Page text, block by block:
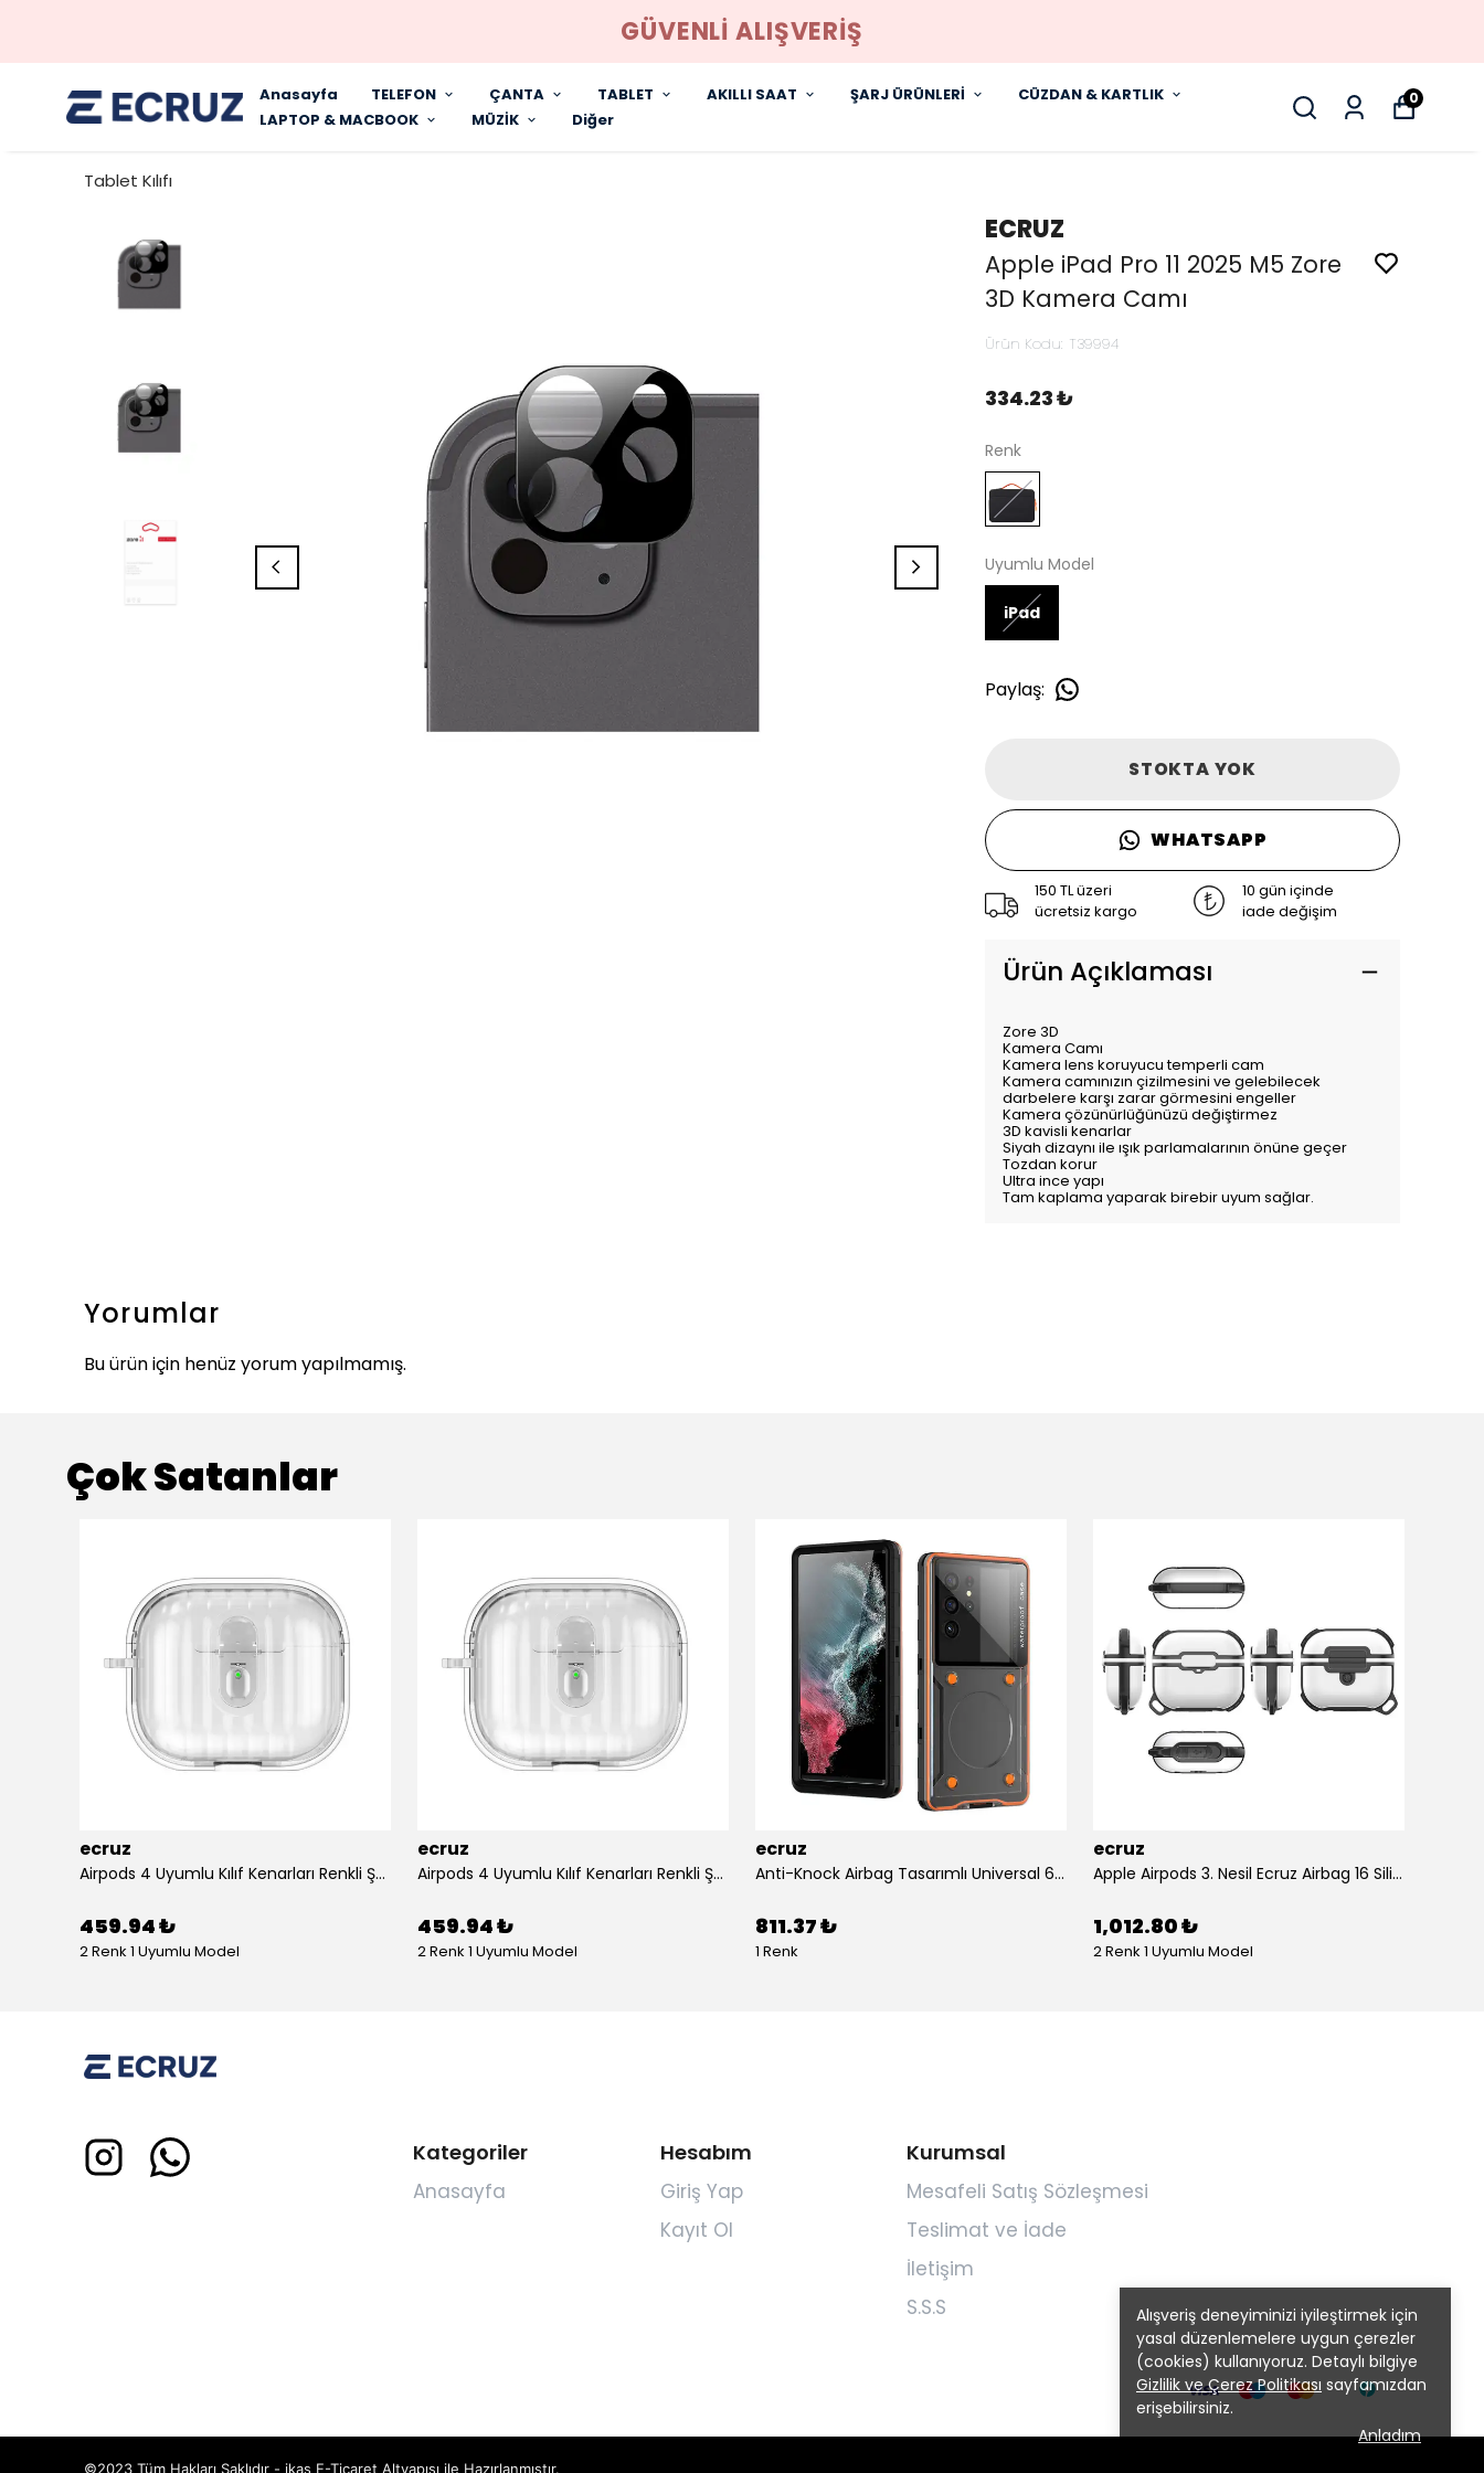
GÜVENLİ ALIŞVERİŞ
Anasayfa TELEFON ÇANTA TABLET AKILLI SAAT ŞARJ ÜRÜNLERİ
CÜZDAN & KARTLIK
LAPTOP & MACBOOK
MÜZİK Diğer
0
Alışveriş deneyiminizi iyileştirmek için
yasal düzenlemelere uygun çerezler
(cookies) kullanıyoruz. Detaylı bilgiye
Gizlilik ve Çerez Politikası sayfamızdan
erişebilirsiniz.
Anladım
Tablet Kılıfı
ECRUZ
Apple iPad Pro 11 2025 M5 Zore
3D Kamera Camı
Ürün Kodu: T39994
334.23 ₺
Renk
Uyumlu Model
iPad
Paylaş:
STOKTA YOK
WHATSAPP
150 TL üzeri
ücretsiz kargo
10 gün içinde
iade değişim
Ürün Açıklaması
Zore 3D
Kamera Camı
Kamera lens koruyucu temperli cam
Kamera camınızın çizilmesini ve gelebilecek
darbelere karşı zarar görmesini engeller
Kamera çözünürlüğünüzü değiştirmez
3D kavisli kenarlar
Siyah dizaynı ile ışık parlamalarının önüne geçer
Tozdan korur
Ultra ince yapı
Tam kaplama yaparak birebir uyum sağlar.
Yorumlar
Bu ürün için henüz yorum yapılmamış.
Çok Satanlar
ecruz
Airpods 4 Uyumlu Kılıf Kenarları Renkli Şeffaf Dilimli Silikon Ecruz Airbag 40 Uyumlu Kılıf
459.94 ₺
2 Renk 1 Uyumlu Model
ecruz
Airpods 4 Uyumlu Kılıf Kenarları Renkli Şeffaf Dilimli Silikon Ecruz Airbag 40 Uyumlu Kılıf
459.94 ₺
2 Renk 1 Uyumlu Model
ecruz
Anti-Knock Airbag Tasarımlı Universal 6.9"inç Su Geçirmez Ecruz Voter Kapak
811.37 ₺
1 Renk
ecruz
Apple Airpods 3. Nesil Ecruz Airbag 16 Silikon 1-1 Su Geçirmez Uyumlu Kılıf
1,012.80 ₺
2 Renk 1 Uyumlu Model
Kategoriler
Anasayfa
Hesabım
Giriş Yap
Kayıt Ol
Kurumsal
Mesafeli Satış Sözleşmesi
Teslimat ve İade
İletişim
S.S.S
©2023 Tüm Hakları Saklıdır - ikas E-Ticaret Altyapısı ile Hazırlanmıştır.